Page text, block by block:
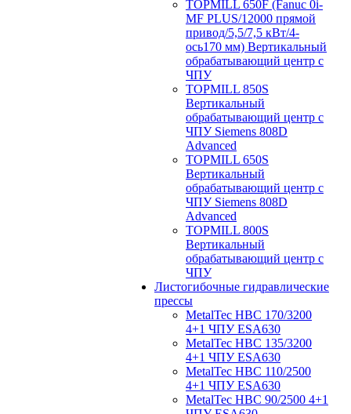
TOPMILL 650F (Fanuc 0i-
MF PLUS/12000 прямой
привод/5,5/7,5 кВт/4-
ось170 мм) Вертикальный
обрабатывающий центр с
ЧПУ
TOPMILL 850S
Вертикальный
обрабатывающий центр с
ЧПУ Siemens 808D
Advanced
TOPMILL 650S
Вертикальный
обрабатывающий центр с
ЧПУ Siemens 808D
Advanced
TOPMILL 800S
Вертикальный
обрабатывающий центр с
ЧПУ
Листогибочные гидравлические
прессы
MetalTec HBС 170/3200
4+1 ЧПУ ESA630
MetalTec HBС 135/3200
4+1 ЧПУ ESA630
MetalTec HBС 110/2500
4+1 ЧПУ ESA630
MetalTec HBС 90/2500 4+1